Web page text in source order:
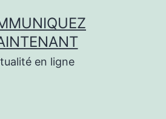
en ligne